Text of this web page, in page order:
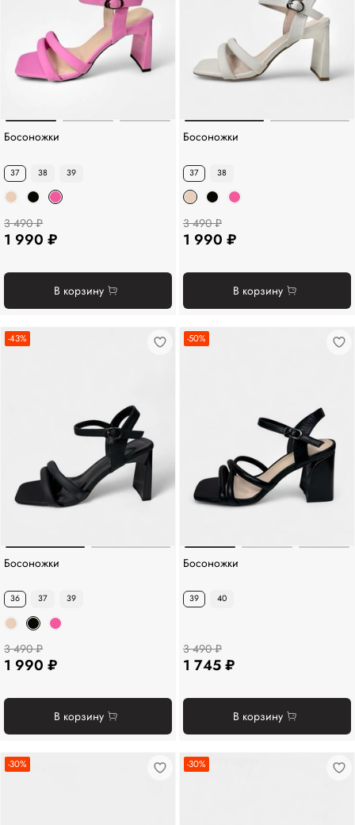
Босоножки
37 38 39
3 490 ₽
1 990 ₽
В корзину
Босоножки
37 38
3 490 ₽
1 990 ₽
В корзину
-43%
Босоножки
36 37 39
3 490 ₽
1 990 ₽
В корзину
-50%
Босоножки
39 40
3 490 ₽
1 745 ₽
В корзину
-30% -30%